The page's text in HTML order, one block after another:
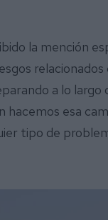
la mención
a lo
hacemos esa
tipo de